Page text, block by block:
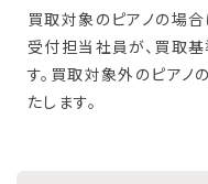
買取対象のピアノの場合
受付担当社員が、買取
す。買取対象外のピアノ
たします。